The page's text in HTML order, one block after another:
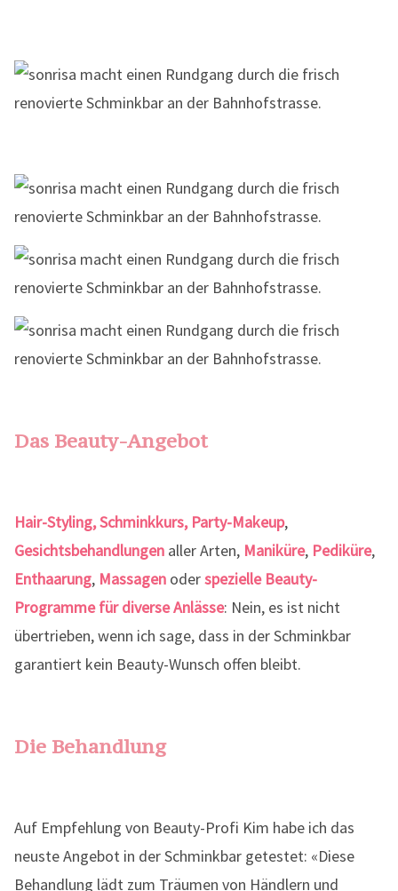
Das Beauty-Angebot
Hair-Styling, Schminkkurs, Party-Makeup,
Gesichtsbehandlungen aller Arten, Maniküre, Pediküre,
Enthaarung, Massagen oderspezielle Beauty-
Programme für diverse Anlässe: Nein, es ist nicht
übertrieben, wenn ich sage, dass in der Schminkbar
garantiert kein Beauty-Wunsch offen bleibt.
Die Behandlung
Auf Empfehlung von Beauty-Profi Kim habe ich das
neuste Angebot in der Schminkbar getestet: «Diese
Behandlung lädt zum Träumen von Händlern und